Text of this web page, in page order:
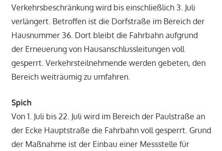
Verkehrsbeschränkung wird bis einschließlich 3. Juli
verlängert. Betroffen ist die Dorfstraße im Bereich der
Hausnummer 36. Dort bleibt die Fahrbahn aufgrund
der Erneuerung von Hausanschlussleitungen voll
gesperrt. Verkehrsteilnehmende werden gebeten, den
Bereich weiträumig zu umfahren.
Spich
Von 1. Juli bis 22. Juli wird im Bereich der Paulstraße an
der Ecke Hauptstraße die Fahrbahn voll gesperrt. Grund
der Maßnahme ist der Einbau einer Messstelle für